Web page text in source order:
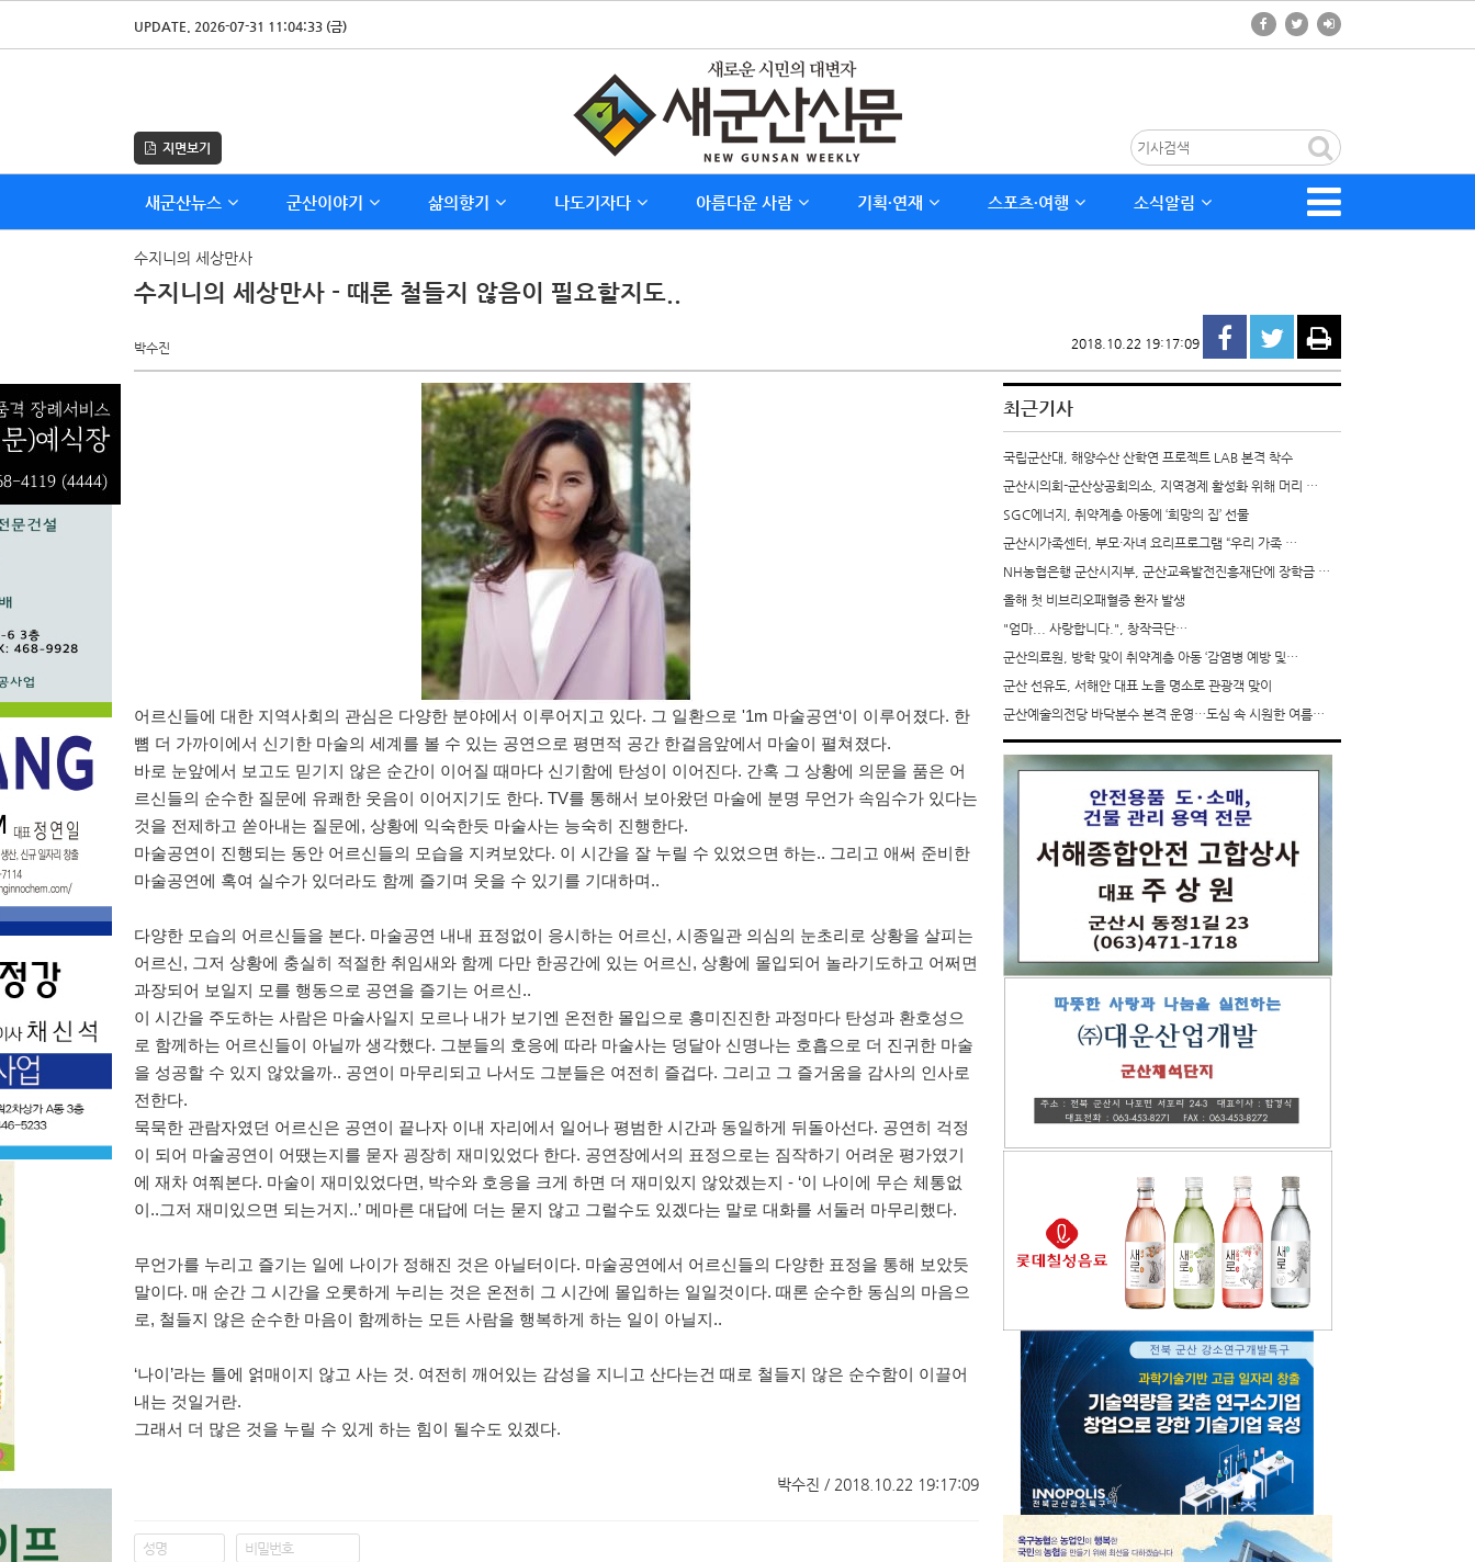
UPDATE. 2026-07-31 11:04:33 (금)
지면보기
새군산뉴스 군산이야기 삶의향기 나도기자다 아름다운 사람 기획∙연재 스포츠∙여행 소식알림
수지니의 세상만사
수지니의 세상만사 - 때론 철들지 않음이 필요할지도..
박수진 2018.10.22 19:17:09
어르신들에 대한 지역사회의 관심은 다양한 분야에서 이루어지고 있다. 그 일환으로 '1m 마술공연 ‘이 이루어졌다. 한
뼘 더 가까이에서 신기한 마술의 세계를 볼 수 있는 공연으로 평면적 공간 한걸음앞에서 마술이 펼쳐졌다.
바로 눈앞에서 보고도 믿기지 않은 순간이 이어질 때마다 신기함에 탄성이 이어진다. 간혹 그 상황에 의문을 품은 어
르신들의 순수한 질문에 유쾌한 웃음이 이어지기도 한다. TV를 통해서 보아왔던 마술에 분명 무언가 속임수가 있다는
것을 전제하고 쏟아내는 질문에 , 상황에 익숙한듯 마술사는 능숙히 진행한다.
마술공연이 진행되는 동안 어르신들의 모습을 지켜보았다. 이 시간을 잘 누릴 수 있었으면 하는.. 그리고 애써 준비한
마술공연에 혹여 실수가 있더라도 함께 즐기며 웃을 수 있기를 기대하며 ..
다양한 모습의 어르신들을 본다. 마술공연 내내 표정없이 응시하는 어르신 , 시종일관 의심의 눈초리로 상황을 살피는
어르신 , 그저 상황에 충실히 적절한 취임새와 함께 다만 한공간에 있는 어르신 , 상황에 몰입되어 놀라기도하고 어쩌면
과장되어 보일지 모를 행동으로 공연을 즐기는 어르신 ..
이 시간을 주도하는 사람은 마술사일지 모르나 내가 보기엔 온전한 몰입으로 흥미진진한 과정마다 탄성과 환호성으
로 함께하는 어르신들이 아닐까 생각했다. 그분들의 호응에 따라 마술사는 덩달아 신명나는 호흡으로 더 진귀한 마술
을 성공할 수 있지 않았을까.. 공연이 마무리되고 나서도 그분들은 여전히 즐겁다. 그리고 그 즐거움을 감사의 인사로
전한다.
묵묵한 관람자였던 어르신은 공연이 끝나자 이내 자리에서 일어나 평범한 시간과 동일하게 뒤돌아선다. 공연히 걱정
이 되어 마술공연이 어땠는지를 묻자 굉장히 재미있었다 한다. 공연장에서의 표정으로는 짐작하기 어려운 평가였기
에 재차 여쭤본다. 마술이 재미있었다면 , 박수와 호응을 크게 하면 더 재미있지 않았겠는지 - ‘이 나이에 무슨 체통없
이 ..그저 재미있으면 되는거지 ..’ 메마른 대답에 더는 묻지 않고 그럴수도 있겠다는 말로 대화를 서둘러 마무리했다.
무언가를 누리고 즐기는 일에 나이가 정해진 것은 아닐터이다. 마술공연에서 어르신들의 다양한 표정을 통해 보았듯
말이다. 매 순간 그 시간을 오롯하게 누리는 것은 온전히 그 시간에 몰입하는 일일것이다. 때론 순수한 동심의 마음으
로, 철들지 않은 순수한 마음이 함께하는 모든 사람을 행복하게 하는 일이 아닐지 ..
‘나이 ’라는 틀에 얽매이지 않고 사는 것. 여전히 깨어있는 감성을 지니고 산다는건 때로 철들지 않은 순수함이 이끌어
내는 것일거란.
그래서 더 많은 것을 누릴 수 있게 하는 힘이 될수도 있겠다.
박수진 / 2018.10.22 19:17:09
최근기사
국립군산대, 해양수산 산학연 프로젝트 LAB 본격 착수
군산시의회-군산상공회의소, 지역경제 활성화 위해 머리 …
SGC에너지, 취약계층 아동에 ‘희망의 집’ 선물
군산시가족센터, 부모·자녀 요리프로그램 “우리 가족 …
NH농협은행 군산시지부, 군산교육발전진흥재단에 장학금 …
올해 첫 비브리오패혈증 환자 발생
"엄마... 사랑합니다.", 창작극단…
군산의료원, 방학 맞이 취약계층 아동 ‘감염병 예방 및…
군산 선유도, 서해안 대표 노을 명소로 관광객 맞이
군산예술의전당 바닥분수 본격 운영…도심 속 시원한 여름…